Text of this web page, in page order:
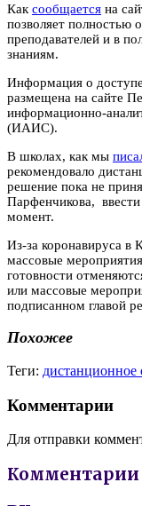
Как сообщается на
позволяет полностью
преподавателей и в
знаниям.
Информация о
размещена на сайте
информационно-
(ИАИС).
В школах, как мы
рекомендовало
решение пока не
Парфенчикова,
момент.
Из-за коронавируса в
массовые
готовности
или массовые
подписанном главой
Похожее
Теги: дистанционное
Комментарии
Для отправки
Комментарии